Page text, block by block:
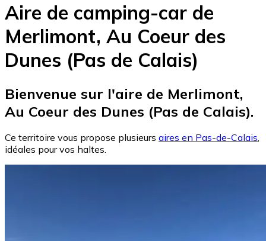
Aire de camping-car de
Merlimont, Au Coeur des
Dunes (Pas de Calais)
Bienvenue sur l'aire de Merlimont,
Au Coeur des Dunes (Pas de Calais).
Ce territoire vous propose plusieurs aires en Pas-de-Calais,
idéales pour vos haltes.